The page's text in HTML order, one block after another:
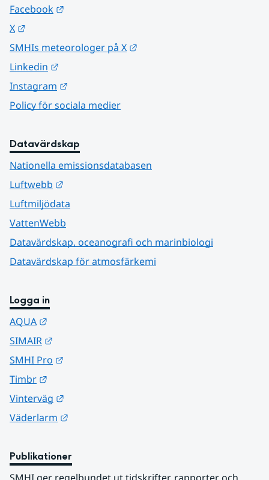
Facebook
X
SMHIs meteorologer på X
Linkedin
Instagram
Policy för sociala medier
Datavärdskap
Nationella emissionsdatabasen
Luftwebb
Luftmiljödata
VattenWebb
Datavärdskap, oceanografi och marinbiologi
Datavärdskap för atmosfärkemi
Logga in
AQUA
SIMAIR
SMHI Pro
Timbr
Vinterväg
Väderlarm
Publikationer